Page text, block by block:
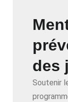
des
Soutenir